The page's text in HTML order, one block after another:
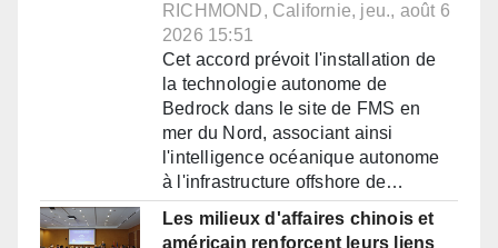
RICHMOND, Californie, jeu., août 6
2026 15:51
Cet accord prévoit l'installation de
la technologie autonome de
Bedrock dans le site de FMS en
mer du Nord, associant ainsi
l'intelligence océanique autonome
à l'infrastructure offshore de…
Les milieux d'affaires chinois et
américain renforcent leurs liens